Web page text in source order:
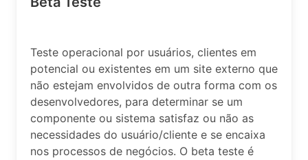
Teste operacional por usuários, clientes em
potencial ou existentes em um site externo que
não estejam envolvidos de outra forma com os
desenvolvedores, para determinar se um
componente ou sistema satisfaz ou não as
necessidades do usuário/cliente e se encaixa
nos processos de negócios. O beta teste é